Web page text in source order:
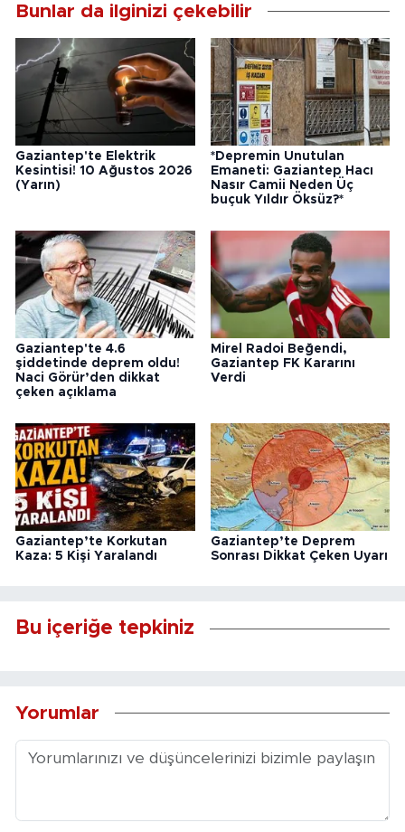
Bunlar da ilginizi çekebilir
Gaziantep'te Elektrik
Kesintisi! 10 Ağustos 2026
(Yarın)
*Depremin Unutulan
Emaneti: Gaziantep Hacı
Nasır Camii Neden Üç
buçuk Yıldır Öksüz?*
Gaziantep'te 4.6
şiddetinde deprem oldu!
Naci Görür’den dikkat
çeken açıklama
Mirel Radoi Beğendi,
Gaziantep FK Kararını
Verdi
Gaziantep’te Korkutan
Kaza: 5 Kişi Yaralandı
Gaziantep’te Deprem
Sonrası Dikkat Çeken Uyarı
Bu içeriğe tepkiniz
Yorumlar